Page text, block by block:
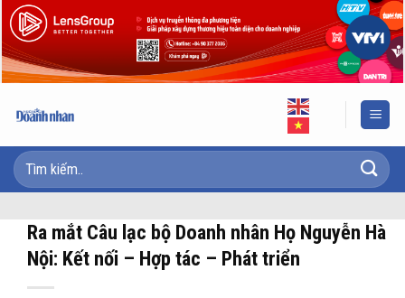
Skip
to
content
Ra mắt Câu lạc bộ Doanh nhân Họ Nguyễn Hà
Nội: Kết nối – Hợp tác – Phát triển